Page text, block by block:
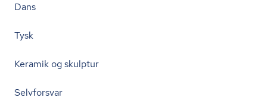
Dans
Tysk
Keramik og skulptur
Selvforsvar